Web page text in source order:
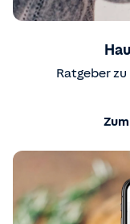
Ratgeber